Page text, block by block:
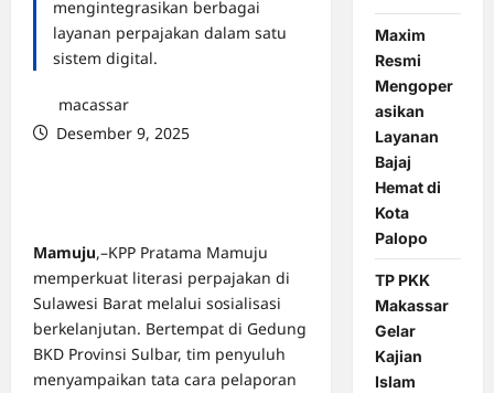
mengintegrasikan berbagai
layanan perpajakan dalam satu
sistem digital.
macassar
Desember 9, 2025
Mamuju,–KPP Pratama Mamuju
memperkuat literasi perpajakan di
Sulawesi Barat melalui sosialisasi
berkelanjutan. Bertempat di Gedung
BKD Provinsi Sulbar, tim penyuluh
menyampaikan tata cara pelaporan
Maxim
Resmi
Mengoper
asikan
Layanan
Bajaj
Hemat di
Kota
Palopo
TP PKK
Makassar
Gelar
Kajian
Islam